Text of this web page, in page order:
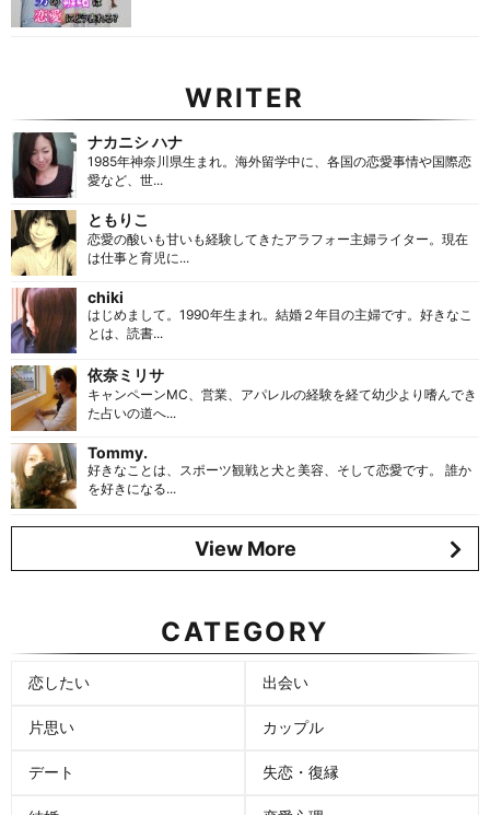
WRITER
ナカニシ ハナ
1985年神奈川県生まれ。海外留学中に、各国の恋愛事情や国際恋
愛など、世...
ともりこ
恋愛の酸いも甘いも経験してきたアラフォー主婦ライター。現在
は仕事と育児に...
chiki
はじめまして。1990年生まれ。結婚２年目の主婦です。好きなこ
とは、読書...
依奈ミリサ
キャンペーンMC、営業、アパレルの経験を経て幼少より嗜んでき
た占いの道へ...
Tommy.
好きなことは、スポーツ観戦と犬と美容、そして恋愛です。 誰か
を好きになる...
View More
CATEGORY
恋したい 出会い
片思い カップル
デート 失恋・復縁